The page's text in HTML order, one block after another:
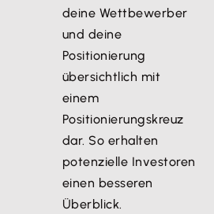
deine Wettbewerber
und deine
Positionierung
übersichtlich mit
einem
Positionierungskreuz
dar. So erhalten
potenzielle Investoren
einen besseren
Überblick.